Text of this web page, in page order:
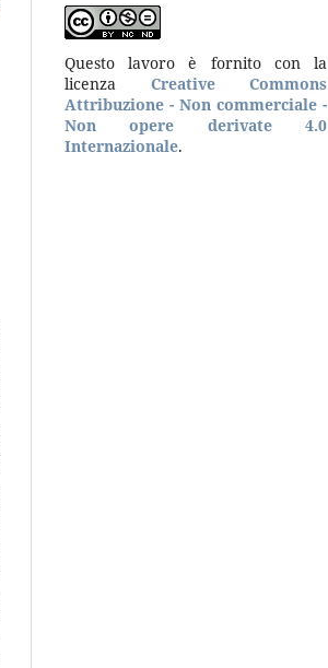
Questo lavoro è fornito con la
licenza Creative Commons
Attribuzione - Non commerciale -
Non opere derivate 4.0
Internazionale.